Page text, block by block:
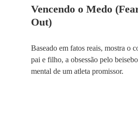
Vencendo o Medo
Out)
Baseado em fatos reais, mostra o
pai e filho, a obsessão pelo
mental de um atleta promissor.